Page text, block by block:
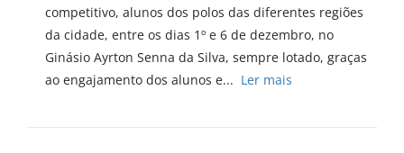
competitivo, alunos dos polos das diferentes regiões
da cidade, entre os dias 1º e 6 de dezembro, no
Ginásio Ayrton Senna da Silva, sempre lotado, graças
ao engajamento dos alunos e... Ler mais